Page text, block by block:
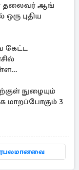
தலைவர் ஆங்
புதிய
கேட்ட
நுழையும்
மாறப்போகும் 3